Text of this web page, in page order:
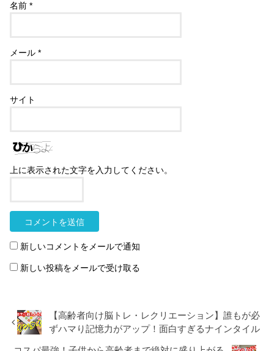
名前*
メール*
サイト
上に表示された文字を入力してください。
新しいコメントをメールで通知
新しい投稿をメールで受け取る
【高齢者向け脳トレ・レクリエーション】誰もが必
ずハマり記憶力がアップ！面白すぎるナインタイル